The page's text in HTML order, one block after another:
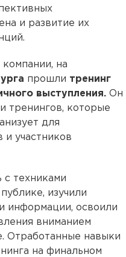
и развитие их
на
прошли тренинг
выступления. Он
тренингов, которые
для
и участников
с техниками
изучили
информации, освоили
вниманием
Отработанные навыки
на финальном